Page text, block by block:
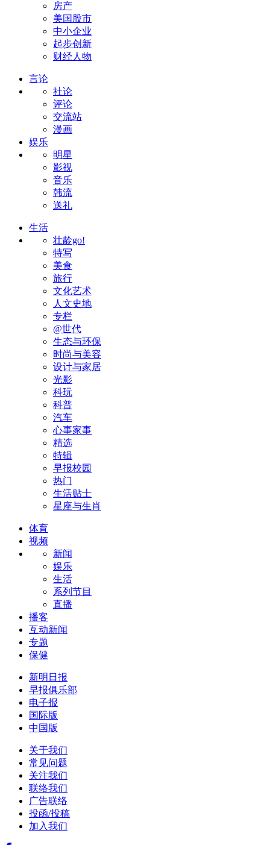
房产
美国股市
中小企业
起步创新
财经人物
言论
社论
评论
交流站
漫画
娱乐
明星
影视
音乐
韩流
送礼
生活
壮龄go!
特写
美食
旅行
文化艺术
人文史地
专栏
@世代
生态与环保
时尚与美容
设计与家居
光影
科玩
科普
汽车
心事家事
精选
特辑
早报校园
热门
生活贴士
星座与生肖
体育
视频
新闻
娱乐
生活
系列节目
直播
播客
互动新闻
专题
保健
新明日报
早报俱乐部
电子报
国际版
中国版
关于我们
常见问题
关注我们
联络我们
广告联络
投函/投稿
加入我们